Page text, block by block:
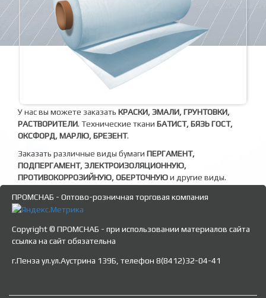
У нас вы можете заказать КРАСКИ, ЭМАЛИ, ГРУНТОВКИ,
РАСТВОРИТЕЛИ. Технические ткани БАТИСТ, БЯЗЬ ГОСТ,
ОКСФОРД, МАРЛЮ, БРЕЗЕНТ.
Заказать различные виды бумаги ПЕРГАМЕНТ,
ПОДПЕРГАМЕНТ, ЭЛЕКТРОИЗОЛЯЦИОННУЮ,
ПРОТИВОКОРРОЗИЙНУЮ, ОБЕРТОЧНУЮи другие виды.
ПРОМСНАБ - Оптово-розничная торговая компания
Copyright © ПРОМСНАБ - при использовании материалов сайта
ссылка на сайт обязательна
г.Пенза ул.ул.Аустрина 139Б, телефон 8(8412)32-04-41